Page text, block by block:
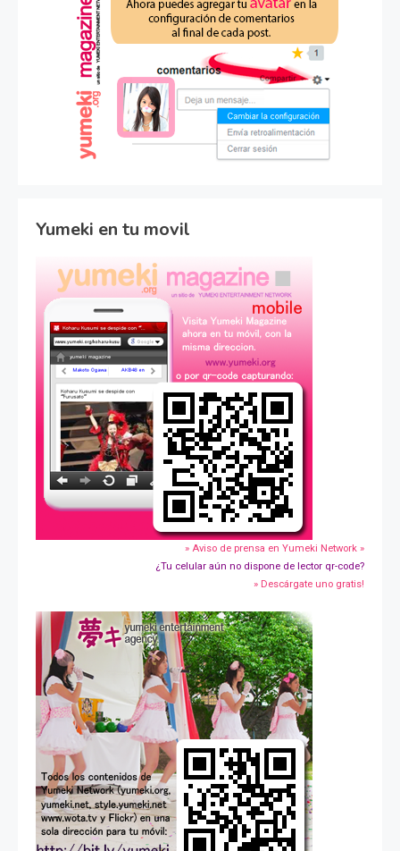
Yumeki en tu movil
» Aviso de prensa en Yumeki Network »
¿Tu celular aún no dispone de lector qr-code?
» Descárgate uno gratis!